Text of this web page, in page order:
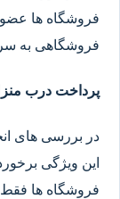
فروشگاه ها عضو
فروشگاهی به
پرداخت درب
این ویژگی
فروشگاه ها فقط